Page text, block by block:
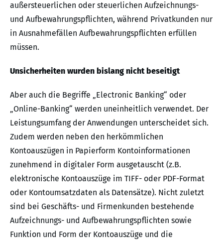
außersteuerlichen oder steuerlichen Aufzeichnungs-
und Aufbewahrungspflichten, während Privatkunden nur
in Ausnahmefällen Aufbewahrungspflichten erfüllen
müssen.
Unsicherheiten wurden bislang nicht beseitigt
Aber auch die Begriffe „Electronic Banking“ oder
„Online-Banking“ werden uneinheitlich verwendet. Der
Leistungsumfang der Anwendungen unterscheidet sich.
Zudem werden neben den herkömmlichen
Kontoauszügen in Papierform Kontoinformationen
zunehmend in digitaler Form ausgetauscht (z.B.
elektronische Kontoauszüge im TIFF- oder PDF-Format
oder Kontoumsatzdaten als Datensätze). Nicht zuletzt
sind bei Geschäfts- und Firmenkunden bestehende
Aufzeichnungs- und Aufbewahrungspflichten sowie
Funktion und Form der Kontoauszüge und die